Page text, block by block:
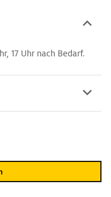
17 Uhr nach Bedarf.